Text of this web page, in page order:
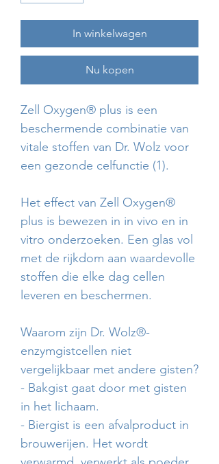
In winkelwagen
Nu kopen
Zell Oxygen® plus is een
beschermende combinatie van
vitale stoffen van Dr. Wolz voor
een gezonde celfunctie (1).
Het effect van Zell Oxygen®
plus is bewezen in in vivo en in
vitro onderzoeken. Een glas vol
met de rijkdom aan waardevolle
stoffen die elke dag cellen
leveren en beschermen.
Waarom zijn Dr. Wolz®-
enzymgistcellen niet
vergelijkbaar met andere gisten?
- Bakgist gaat door met gisten
in het lichaam.
- Biergist is een afvalproduct in
brouwerijen. Het wordt